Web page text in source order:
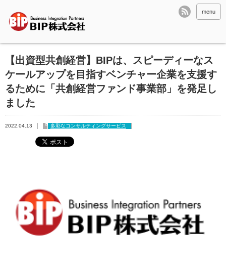
menu
【出資型共創経営】BIPは、スピーディーなス
ケールアップを目指すベンチャー企業を支援す
るために「共創経営ファンド事業部」を発足し
ました
2022.04.13 多彩なコンサルティングサービス